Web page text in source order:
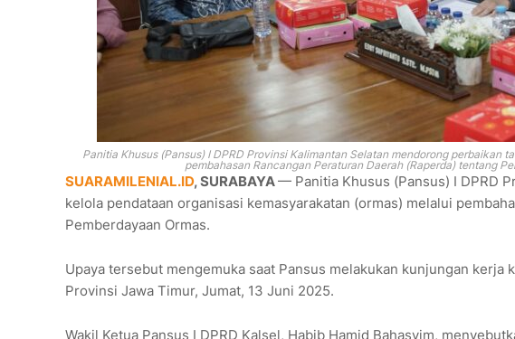
Panitia Khusus (Pansus) I DPRD Provinsi Kalimantan Selatan mendorong perbaikan
pembahasan Rancangan Peraturan Daerah (Raperda) tentang
SUARAMILENIAL.ID, SURABAYA— Panitia Khusus (Pansus) I DPRD
kelola pendataan organisasi kemasyarakatan (ormas) melalui
Pemberdayaan Ormas.
Upaya tersebut mengemuka saat Pansus melakukan kunjungan kerja
Provinsi Jawa Timur, Jumat, 13 Juni 2025.
Wakil Ketua Pansus I DPRD Kalsel, Habib Hamid Bahasyim,